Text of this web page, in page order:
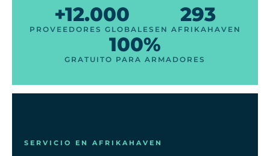
+12.000
PROVEEDORES GLOBALES
293
EN AFRIKAHAVEN
100%
GRATUITO PARA ARMADORES
SERVICIO EN AFRIKAHAVEN